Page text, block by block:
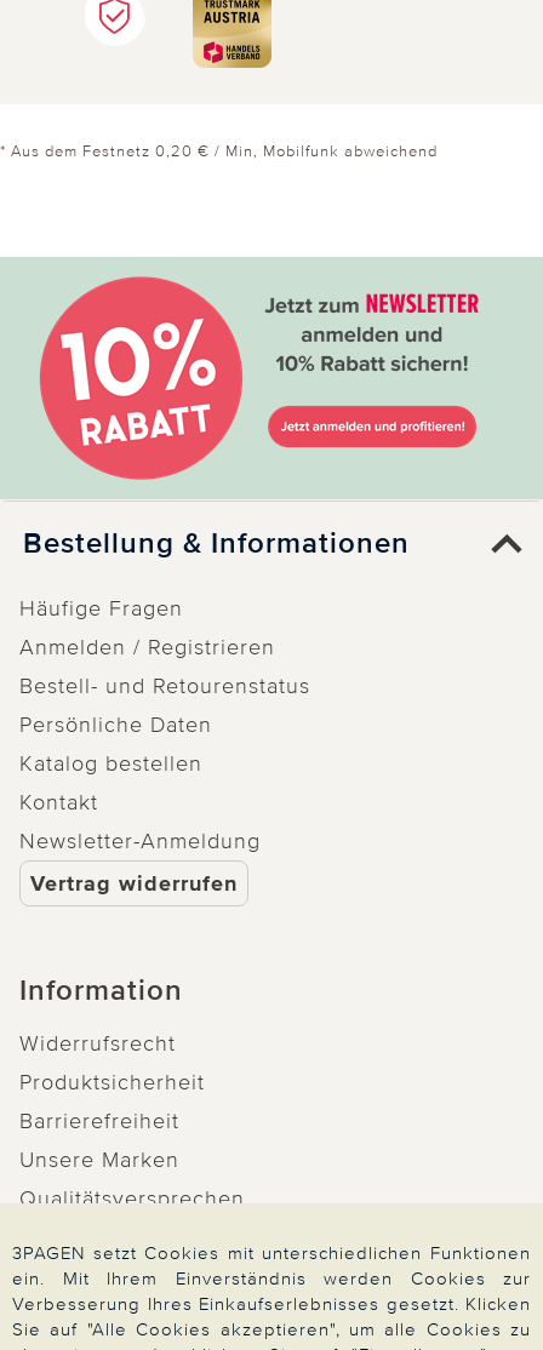
* Aus dem Festnetz 0,20 € / Min, Mobilfunk abweichend
Bestellung & Informationen
Häufige Fragen
Anmelden / Registrieren
Bestell- und Retourenstatus
Persönliche Daten
Katalog bestellen
Kontakt
Newsletter-Anmeldung
Vertrag widerrufen
Information
Widerrufsrecht
Produktsicherheit
Barrierefreiheit
Unsere Marken
Qualitätsversprechen
Zahlung & Versand
3PAGEN setzt Cookies mit unterschiedlichen Funktionen
ein. Mit Ihrem Einverständnis werden Cookies zur
Verbesserung Ihres Einkaufserlebnisses gesetzt. Klicken
Sie auf "Alle Cookies akzeptieren", um alle Cookies zu